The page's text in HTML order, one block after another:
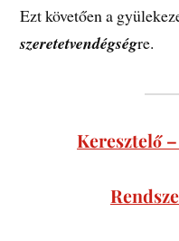
Ezt követően a
szeretetvendégségre.
Keresztelő